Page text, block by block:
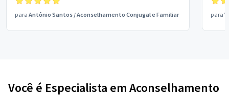
para Antônio Santos /Aconselhamento Conjugal e Familiar para
Você é Especialista em Aconselhamento